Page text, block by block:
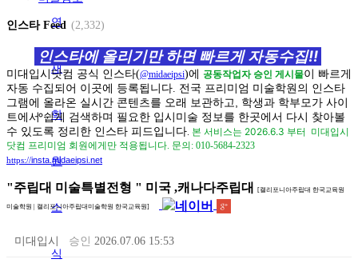
연
재
학
원
소
식
인스타 Feed (2,332)
인스타에 올리기만 하면 빠르게 자동수집!!
미대입시닷컴 공식 인스타(@midaeipsi)에 공동작업자 승인 게시물이 빠르게
자동 수집되어 이곳에 등록됩니다. 전국 프리미엄 미술학원의 인스타
그램에 올라온 실시간 콘텐츠를 오래 보관하고, 학생과 학부모가 사이
트에서 쉽게 검색하며 필요한 입시미술 정보를 한곳에서 다시 찾아볼
수 있도록 정리한 인스타 피드입니다. 본 서비스는 2026.6.3 부터 미대입시
닷컴 프리미엄 회원에게만 적용됩니다. 문의: 010-5684-2323
https://insta.midaeipsi.net
"주립대 미술특별전형 " 미국 ,캐나다주립대 [캘리포니아주립대 한국교육원
미술학원 | 캘리포니아주립대미술학원 한국교육원]
미대입시 승인 2026.07.06 15:53